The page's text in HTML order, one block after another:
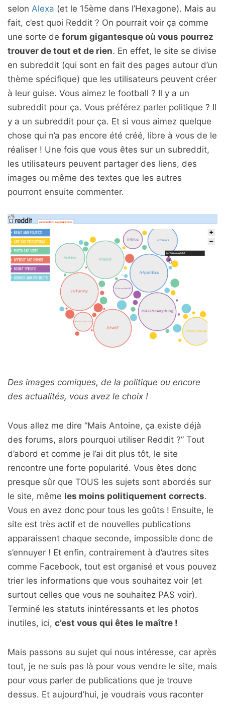
selon Alexa (et le 15ème dans l’Hexagone). Mais au
fait, c’est quoi Reddit ? On pourrait voir ça comme
une sorte de forum gigantesque où vous pourrez
trouver de tout et de rien. En effet, le site se divise
en subreddit (qui sont en fait des pages autour d’un
thème spécifique) que les utilisateurs peuvent créer
à leur guise. Vous aimez le football ? Il y a un
subreddit pour ça. Vous préférez parler politique ? Il
y a un subreddit pour ça. Et si vous aimez quelque
chose qui n’a pas encore été créé, libre à vous de le
réaliser ! Une fois que vous êtes sur un subreddit,
les utilisateurs peuvent partager des liens, des
images ou même des textes que les autres
pourront ensuite commenter.
Des images comiques, de la politique ou encore
des actualités, vous avez le choix !
Vous allez me dire “Mais Antoine, ça existe déjà
des forums, alors pourquoi utiliser Reddit ?” Tout
d’abord et comme je l’ai dit plus tôt, le site
rencontre une forte popularité. Vous êtes donc
presque sûr que TOUS les sujets sont abordés sur
le site, même les moins politiquement corrects.
Vous en avez donc pour tous les goûts ! Ensuite, le
site est très actif et de nouvelles publications
apparaissent chaque seconde, impossible donc de
s’ennuyer ! Et enfin, contrairement à d’autres sites
comme Facebook, tout est organisé et vous pouvez
trier les informations que vous souhaitez voir (et
surtout celles que vous ne souhaitez PAS voir).
Terminé les statuts inintéressants et les photos
inutiles, ici, c’est vous qui êtes le maître !
Mais passons au sujet qui nous intéresse, car après
tout, je ne suis pas là pour vous vendre le site, mais
pour vous parler de publications que je trouve
dessus. Et aujourd’hui, je voudrais vous raconter